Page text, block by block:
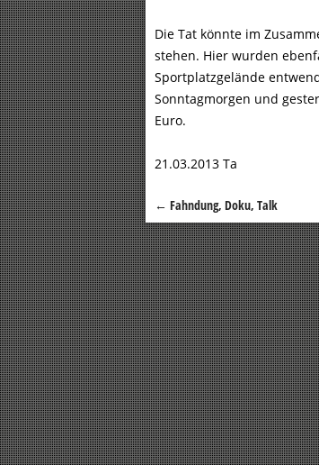
Die Tat könnte im
stehen. Hier wurden
Sportplatzgelände
Sonntagmorgen und
Euro.
21.03.2013 Ta
Beitragsnavigation
← Fahndung, Doku, Talk